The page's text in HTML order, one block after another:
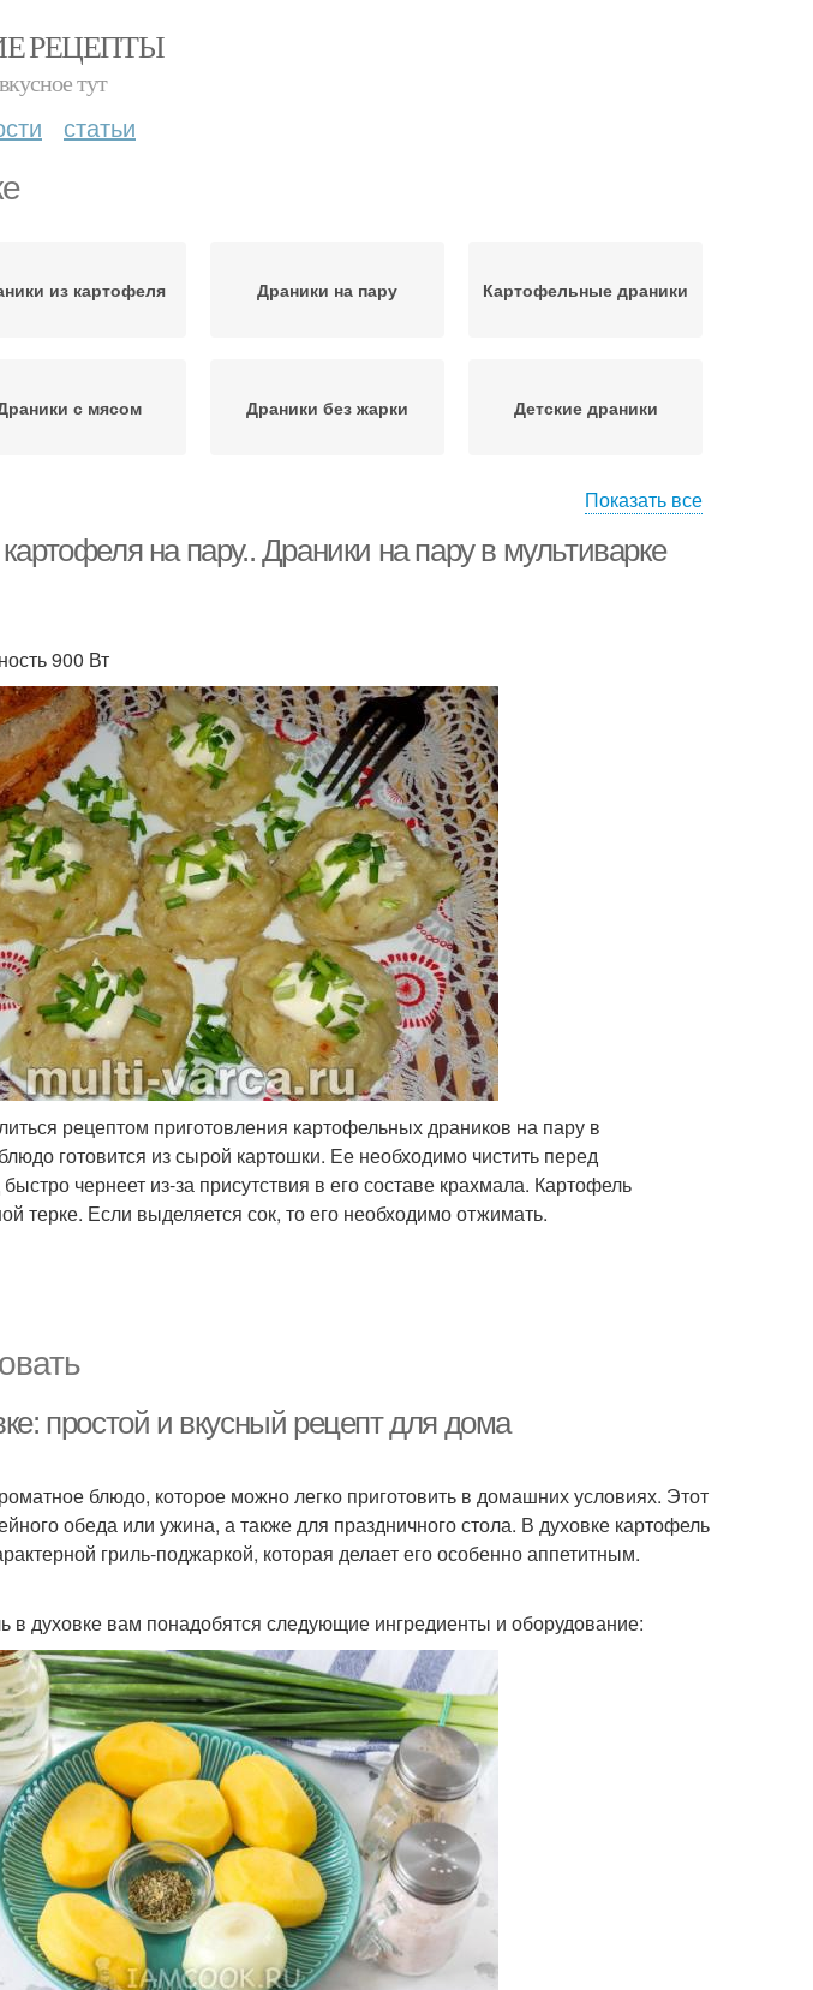
РЕЦЕПТЫ
тут
статьи
из картофеля Драники на пару Картофельные драники
с мясом Драники без жарки Детские драники
фаршем
Показать все
на пару.. Драники на пару в мультиварке
900 Вт
рецептом приготовления картофельных драников на пару в
готовится из сырой картошки. Ее необходимо чистить перед
чернеет из-за присутствия в его составе крахмала. Картофель
терке. Если выделяется сок, то его необходимо отжимать.
простой и вкусный рецепт для дома
блюдо, которое можно легко приготовить в домашних условиях. Этот
обеда или ужина, а также для праздничного стола. В духовке картофель
гриль-поджаркой, которая делает его особенно аппетитным.
в духовке вам понадобятся следующие ингредиенты и оборудование: